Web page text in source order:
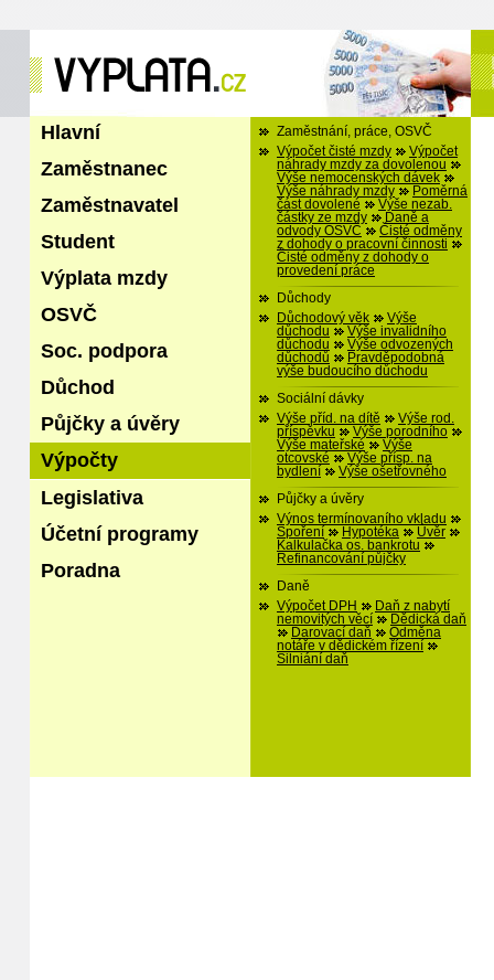
Hlavní
Zaměstnanec
Zaměstnavatel
Student
Výplata mzdy
OSVČ
Soc. podpora
Důchod
Půjčky a úvěry
Výpočty
Legislativa
Účetní programy
Poradna
Zaměstnání, práce, OSVČ
Výpočet čisté mzdy
Výpočet
náhrady mzdy za dovolenou
Výše nemocenských dávek
Výše náhrady mzdy
Poměrná
část dovolené
Výše nezab.
částky ze mzdy
Daně a
odvody OSVČ
Čisté odměny
z dohody o pracovní činnosti
Čisté odměny z dohody o
provedení práce
Důchody
Důchodový věk
Výše
důchodu
Výše invalidního
důchodu
Výše odvozených
důchodů
Pravděpodobná
výše budoucího důchodu
Sociální dávky
Výše příd. na dítě
Výše rod.
příspěvku
Výše porodního
Výše mateřské
Výše
otcovské
Výše přísp. na
bydlení
Výše ošetřovného
Půjčky a úvěry
Výnos termínovaního vkladu
Spoření
Hypotéka
Úvěr
Kalkulačka os. bankrotu
Refinancování půjčky
Daně
Výpočet DPH
Daň z nabytí
nemovitých věcí
Dědická daň
Darovací daň
Odměna
notáře v dědickém řízení
Silniání daň